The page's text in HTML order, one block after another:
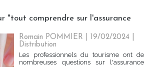
"tout comprendre sur l'assurance
Romain POMMIER | 19/02/2024
Distribution
Les professionnels du tourisme ont de
nombreuses questions sur l'assurance